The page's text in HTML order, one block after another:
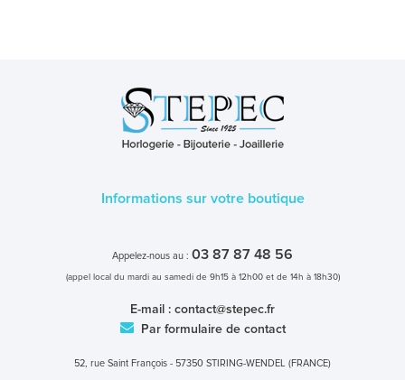
Informations sur votre boutique
Appelez-nous au : 03 87 87 48 56
(appel local du mardi au samedi de 9h15 à 12h00 et de 14h à 18h30)
E-mail : contact@stepec.fr
Par formulaire de contact
52, rue Saint François - 57350 STIRING-WENDEL (FRANCE)